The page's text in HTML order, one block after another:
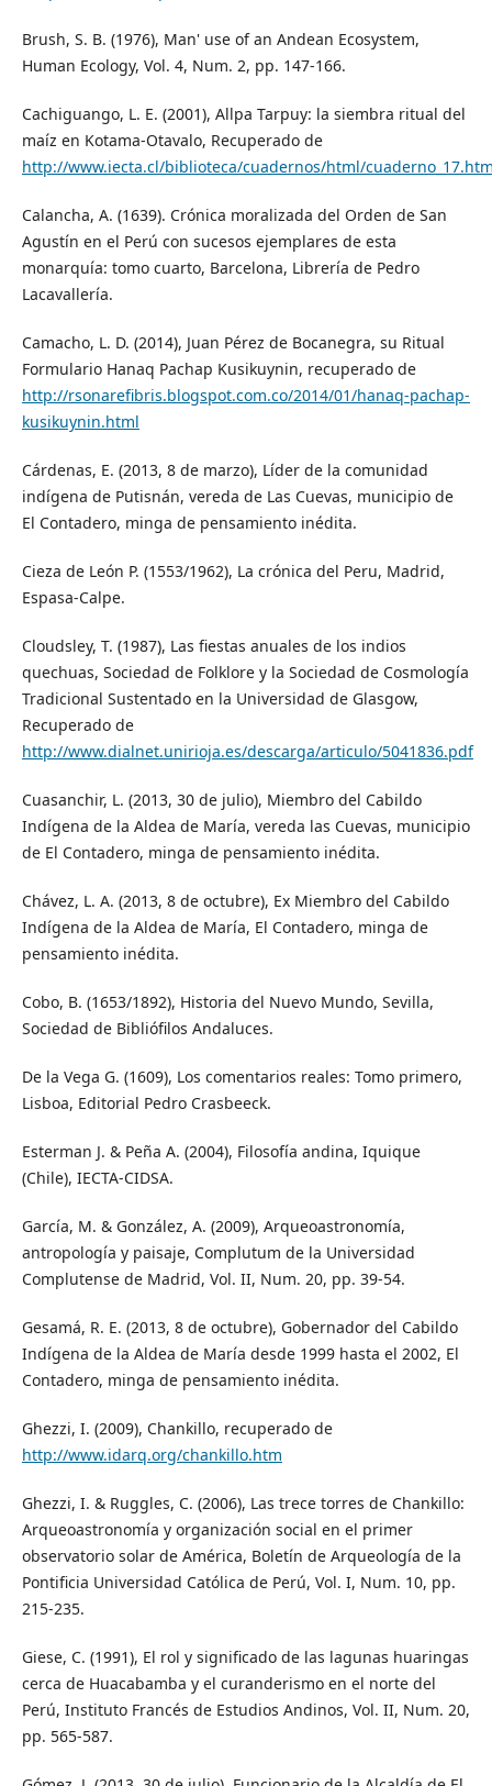
Brush, S. B. (1976), Man' use of an Andean Ecosystem,
Human Ecology, Vol. 4, Num. 2, pp. 147-166.
Cachiguango, L. E. (2001), Allpa Tarpuy: la siembra ritual del
maíz en Kotama-Otavalo, Recuperado de
http://www.iecta.cl/biblioteca/cuadernos/html/
Calancha, A. (1639). Crónica moralizada del Orden de San
Agustín en el Perú con sucesos ejemplares de esta
monarquía: tomo cuarto, Barcelona, Librería de Pedro
Lacavallería.
Camacho, L. D. (2014), Juan Pérez de Bocanegra, su Ritual
Formulario Hanaq Pachap Kusikuynin, recuperado de
http://rsonarefibris.blogspot.com.co/2014/01/hanaq-pachap-
kusikuynin.html
Cárdenas, E. (2013, 8 de marzo), Líder de la comunidad
indígena de Putisnán, vereda de Las Cuevas, municipio de
El Contadero, minga de pensamiento inédita.
Cieza de León P. (1553/1962), La crónica del Peru, Madrid,
Espasa-Calpe.
Cloudsley, T. (1987), Las fiestas anuales de los indios
quechuas, Sociedad de Folklore y la Sociedad de Cosmología
Tradicional Sustentado en la Universidad de Glasgow,
Recuperado de
http://www.dialnet.unirioja.es/descarga/articulo/5041836.pdf
Cuasanchir, L. (2013, 30 de julio), Miembro del Cabildo
Indígena de la Aldea de María, vereda las Cuevas, municipio
de El Contadero, minga de pensamiento inédita.
Chávez, L. A. (2013, 8 de octubre), Ex Miembro del Cabildo
Indígena de la Aldea de María, El Contadero, minga de
pensamiento inédita.
Cobo, B. (1653/1892), Historia del Nuevo Mundo, Sevilla,
Sociedad de Bibliófilos Andaluces.
De la Vega G. (1609), Los comentarios reales: Tomo primero,
Lisboa, Editorial Pedro Crasbeeck.
Esterman J. & Peña A. (2004), Filosofía andina, Iquique
(Chile), IECTA-CIDSA.
García, M. & González, A. (2009), Arqueoastronomía,
antropología y paisaje, Complutum de la Universidad
Complutense de Madrid, Vol. II, Num. 20, pp. 39-54.
Gesamá, R. E. (2013, 8 de octubre), Gobernador del Cabildo
Indígena de la Aldea de María desde 1999 hasta el 2002, El
Contadero, minga de pensamiento inédita.
Ghezzi, I. (2009), Chankillo, recuperado de
http://www.idarq.org/chankillo.htm
Ghezzi, I. & Ruggles, C. (2006), Las trece torres de Chankillo:
Arqueoastronomía y organización social en el primer
observatorio solar de América, Boletín de Arqueología de la
Pontificia Universidad Católica de Perú, Vol. I, Num. 10, pp.
215-235.
Giese, C. (1991), El rol y significado de las lagunas huaringas
cerca de Huacabamba y el curanderismo en el norte del
Perú, Instituto Francés de Estudios Andinos, Vol. II, Num. 20,
pp. 565-587.